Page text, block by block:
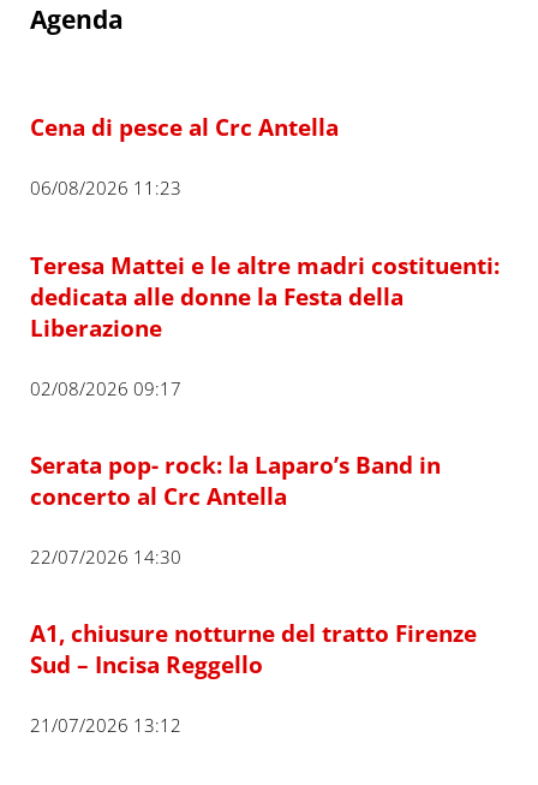
Agenda
Cena di pesce al Crc Antella
06/08/2026 11:23
Teresa Mattei e le altre madri costituenti:
dedicata alle donne la Festa della
Liberazione
02/08/2026 09:17
Serata pop- rock: la Laparo’s Band in
concerto al Crc Antella
22/07/2026 14:30
A1, chiusure notturne del tratto Firenze
Sud – Incisa Reggello
21/07/2026 13:12